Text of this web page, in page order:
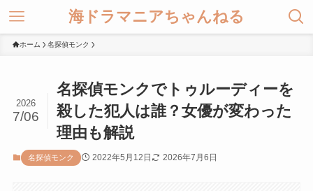
海ドラマニアちゃんねる
ホーム 名探偵モンク
名探偵モンクでトゥルーディーを
殺した犯人は誰？女優が変わった
理由も解説
2026
7/06
名探偵モンク 2022年5月12日 2026年7月6日